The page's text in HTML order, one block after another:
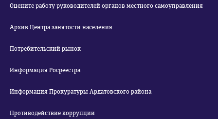
Оцените работу руководителей органов местного самоуправления
Архив Центра занятости населения
Потребительский рынок
Информация Росреестра
Информация Прокуратуры Ардатовского района
Противодействие коррупции